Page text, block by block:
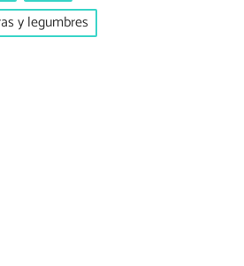
y legumbres